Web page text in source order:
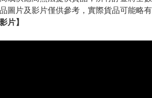
圖片及影片僅供參考，實際貨品可能略
影片】